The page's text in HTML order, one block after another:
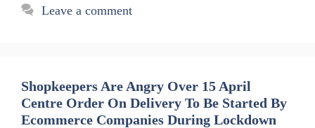
Leave a comment
Shopkeepers Are Angry Over 15 April
Centre Order On Delivery To Be Started By
Ecommerce Companies During Lockdown